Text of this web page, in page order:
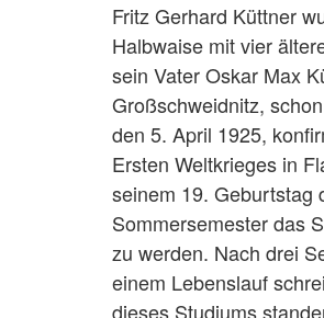
Fritz Gerhard Küttner
Halbwaise mit vier
sein Vater Oskar Max
Großschweidnitz,
den 5. April 1925,
Ersten Weltkrieges in
seinem 19. Geburtstag
Sommersemester das
zu werden. Nach drei
einem Lebenslauf
dieses Studiums